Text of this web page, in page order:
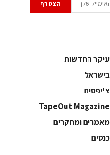
עיקר החדשות
בישראל
צ'יפסים
TapeOut Magazine
מאמרים ומחקרים
כנסים